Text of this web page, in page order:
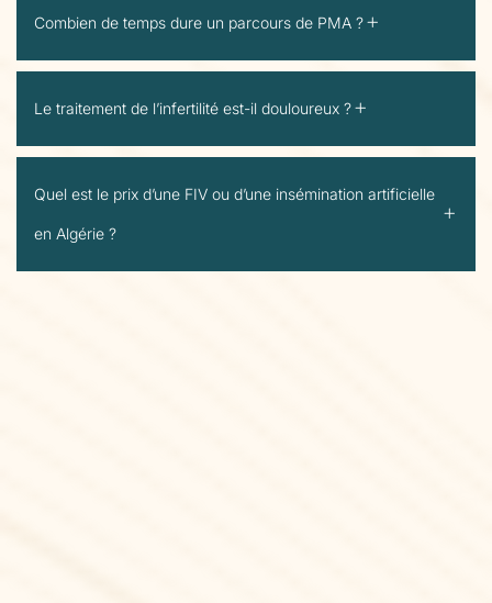
Combien de temps dure un parcours de PMA ?
Le traitement de l’infertilité est-il douloureux ?
Quel est le prix d’une FIV ou d’une insémination artificielle
en Algérie ?